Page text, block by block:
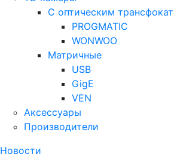
С оптическим
PROGMATIC
WONWOO
Матричные
USB
GigE
VEN
Аксессуары
Производители
Новости